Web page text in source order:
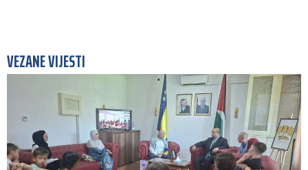
VEZANE VIJESTI